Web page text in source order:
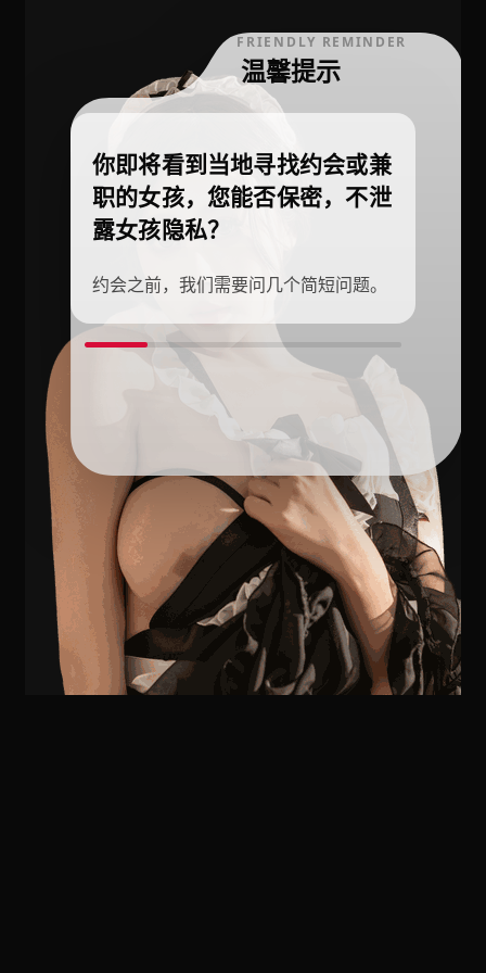
FRIENDLY REMINDER
温馨提示
你即将看到当地寻找约会或兼
职的女孩，您能否保密，不泄
露女孩隐私？
约会之前，我们需要问几个简短问题。